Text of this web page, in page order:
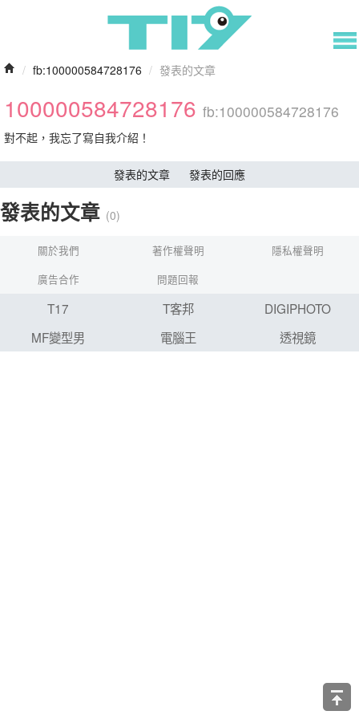
/ fb:100000584728176 / 發表的文章
100000584728176 fb:100000584728176
對不起，我忘了寫自我介紹！
發表的文章 發表的回應
發表的文章 (0)
關於我們 著作權聲明
隱私權聲明
廣告合作
問題回報
T17 T客邦
DIGIPHOTO
MF變型男
電腦王 透視鏡